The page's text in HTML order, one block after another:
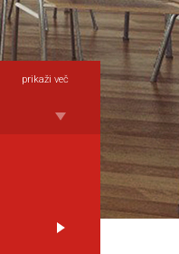
prikaži več